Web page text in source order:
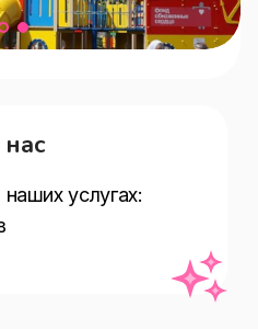
услугах: